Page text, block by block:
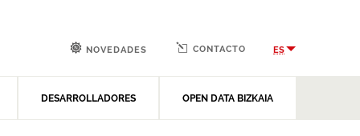
DESARROLLADORES OPEN DATA BIZKAIA
NOVEDADES CONTACTO ES